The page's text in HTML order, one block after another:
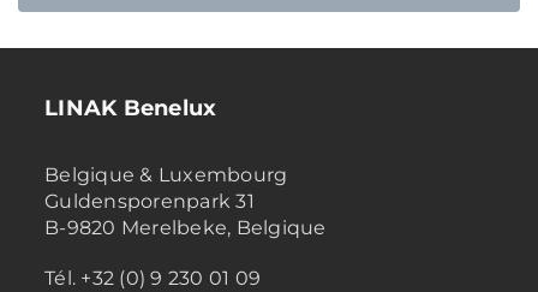
LINAK Benelux
Belgique & Luxembourg
Guldensporenpark 31
B-9820 Merelbeke, Belgique
Tél. +32 (0) 9 230 01 09